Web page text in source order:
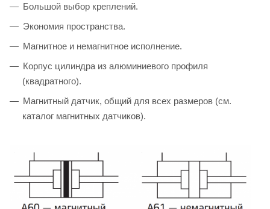
Большой выбор креплений.
Экономия пространства.
Магнитное и немагнитное исполнение.
Корпус цилиндра из алюминиевого профиля
(квадратного).
Магнитный датчик, общий для всех размеров (см.
каталог магнитных датчиков).